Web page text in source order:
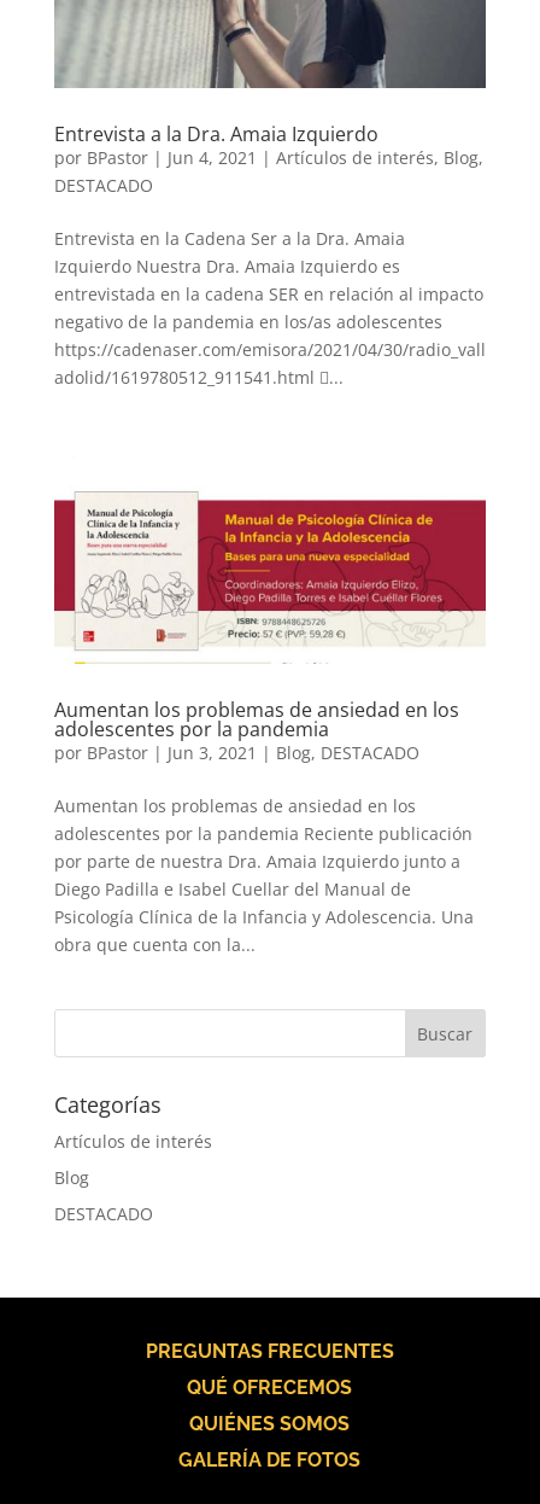
Entrevista a la Dra. Amaia Izquierdo
por BPastor| Jun 4, 2021 | Artículos de interés, Blog,
DESTACADO
Entrevista en la Cadena Ser a la Dra. Amaia
Izquierdo Nuestra Dra. Amaia Izquierdo es
entrevistada en la cadena SER en relación al impacto
negativo de la pandemia en los/as adolescentes
https://cadenaser.com/emisora/2021/04/30/radio_vall
adolid/1619780512_911541.html ...
Aumentan los problemas de ansiedad en los
adolescentes por la pandemia
por BPastor| Jun 3, 2021 | Blog, DESTACADO
Aumentan los problemas de ansiedad en los
adolescentes por la pandemia Reciente publicación
por parte de nuestra Dra. Amaia Izquierdo junto a
Diego Padilla e Isabel Cuellar del Manual de
Psicología Clínica de la Infancia y Adolescencia. Una
obra que cuenta con la...
Categorías
Artículos de interés
Blog
DESTACADO
PREGUNTAS FRECUENTES
QUÉ OFRECEMOS
QUIÉNES SOMOS
GALERÍA DE FOTOS